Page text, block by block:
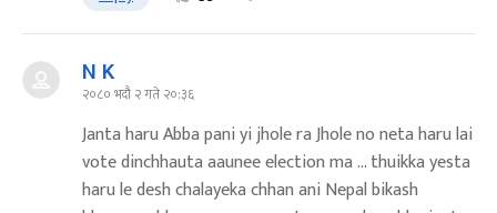
N K
२०८० भदौ २ गते २०:३६
Janta haru Abba pani yi jhole ra Jhole no neta haru lai
vote dinchhauta aaunee election ma ... thuikka yesta
haru le desh chalayeka chhan ani Nepal bikash